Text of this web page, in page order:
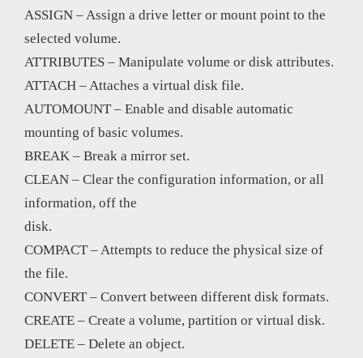
ASSIGN – Assign a drive letter or mount point to the
selected volume.
ATTRIBUTES – Manipulate volume or disk attributes.
ATTACH – Attaches a virtual disk file.
AUTOMOUNT – Enable and disable automatic
mounting of basic volumes.
BREAK – Break a mirror set.
CLEAN – Clear the configuration information, or all
information, off the
disk.
COMPACT – Attempts to reduce the physical size of
the file.
CONVERT – Convert between different disk formats.
CREATE – Create a volume, partition or virtual disk.
DELETE – Delete an object.